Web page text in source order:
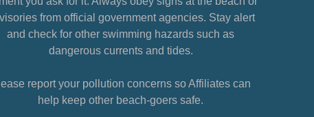
from official government agencies. Stay alert
and check for other swimming hazards such as
dangerous currents and tides.
report your pollution concerns so Affiliates can
help keep other beach-goers safe.